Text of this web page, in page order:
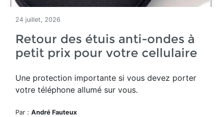
24 juillet, 2026
Retour des étuis anti-ondes à
petit prix pour votre cellulaire
Une protection importante si vous devez porter
votre téléphone allumé sur vous.
Par : André Fauteux